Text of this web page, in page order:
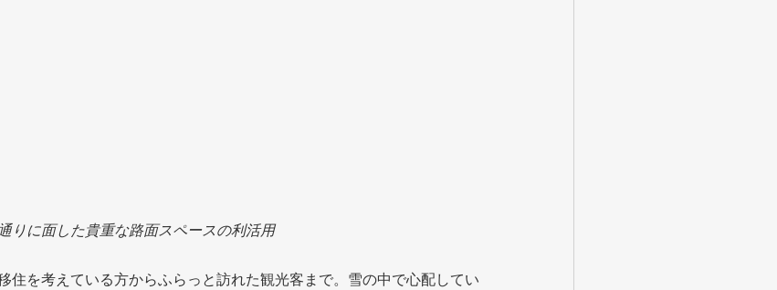
りに面した貴重な路面スペースの利活用
住を考えている方からふらっと訪れた観光客まで。雪の中で心配してい